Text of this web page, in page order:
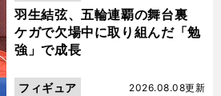
羽生結弦、五輪連覇の舞台裏
ケガで欠場中に取り組んだ「勉
強」で成長
2026.08.08更新
フィギュア